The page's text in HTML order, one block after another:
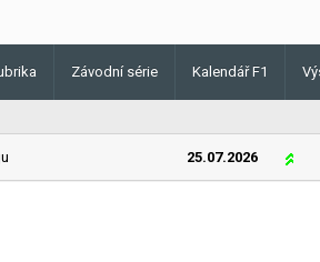
Závodní série Kalendář F1
25.07.2026